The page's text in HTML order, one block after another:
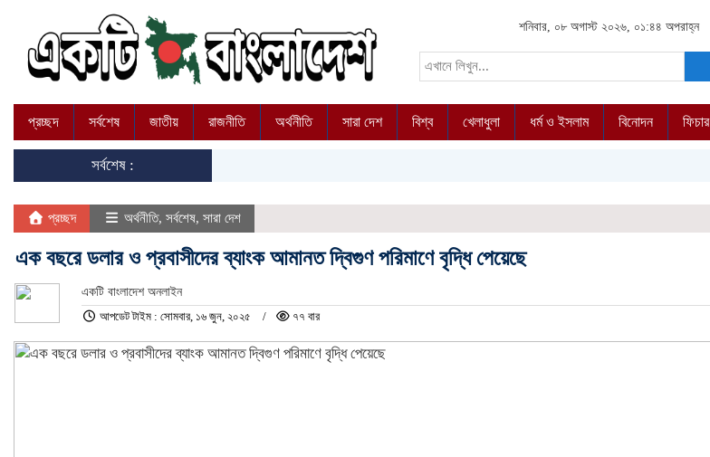
শনিবার, ০৮ অগাস্ট ২০২৬, ০১:৪৪ অপরাহ্ন
প্রচ্ছদ সর্বশেষ জাতীয় রাজনীতি অর্থনীতি সারা দেশ বিশ্ব খেলাধুলা ধর্ম ও ইসলাম বিনোদন ফিচার
সর্বশেষ :
প্রচ্ছদ অর্থনীতি, সর্বশেষ, সারা দেশ
এক বছরে ডলার ও প্রবাসীদের ব্যাংক আমানত দ্বিগুণ পরিমাণে বৃদ্ধি পেয়েছে
একটি বাংলাদেশ অনলাইন
আপডেট টাইম : সোমবার, ১৬ জুন, ২০২৫
৭৭ বার